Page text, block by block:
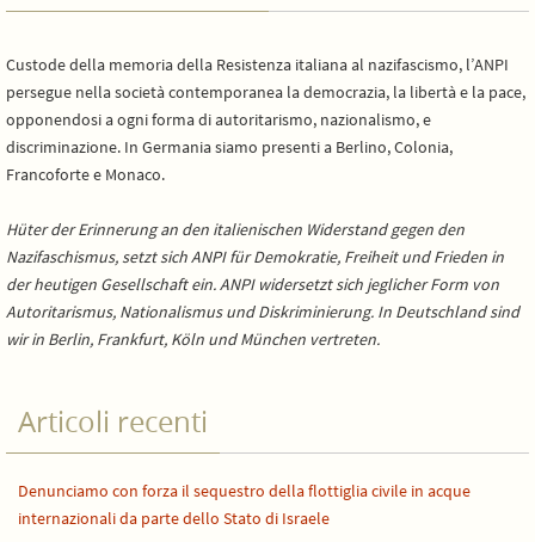
Custode della memoria della Resistenza italiana al nazifascismo, l’ANPI
persegue nella società contemporanea la democrazia, la libertà e la pace,
opponendosi a ogni forma di autoritarismo, nazionalismo, e
discriminazione. In Germania siamo presenti a Berlino, Colonia,
Francoforte e Monaco.
Hüter der Erinnerung an den italienischen Widerstand gegen den
Nazifaschismus, setzt sich ANPI für Demokratie, Freiheit und Frieden in
der heutigen Gesellschaft ein. ANPI widersetzt sich jeglicher Form von
Autoritarismus, Nationalismus und Diskriminierung. In Deutschland sind
wir in Berlin, Frankfurt, Köln und München vertreten.
Articoli recenti
Denunciamo con forza il sequestro della flottiglia civile in acque
internazionali da parte dello Stato di Israele